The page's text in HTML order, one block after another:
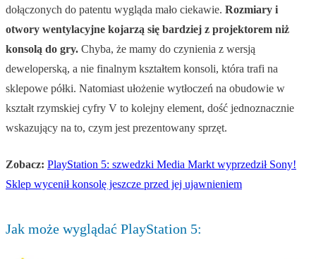
dołączonych do patentu wygląda mało ciekawie. Rozmiary i
otwory wentylacyjne kojarzą się bardziej z projektorem niż
konsolą do gry. Chyba, że mamy do czynienia z wersją
deweloperską, a nie finalnym kształtem konsoli, która trafi na
sklepowe półki. Natomiast ułożenie wytłoczeń na obudowie w
kształt rzymskiej cyfry V to kolejny element, dość jednoznacznie
wskazujący na to, czym jest prezentowany sprzęt.
Zobacz: PlayStation 5: szwedzki Media Markt wyprzedził Sony!
Sklep wycenił konsolę jeszcze przed jej ujawnieniem
Jak może wyglądać PlayStation 5: